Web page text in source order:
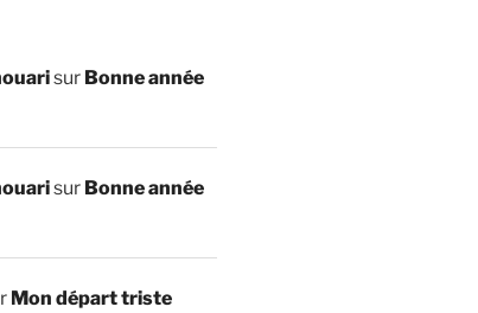
sur Bonne année
sur Bonne année
Mon départ triste